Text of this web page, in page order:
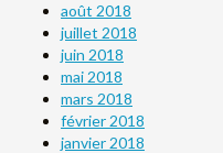
août 2018
juillet 2018
juin 2018
mai 2018
mars 2018
février 2018
janvier 2018